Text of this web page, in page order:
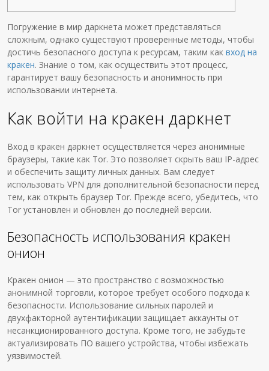
Погружение в мир даркнета может представляться
сложным, однако существуют проверенные методы, чтобы
достичь безопасного доступа к ресурсам, таким каквход на
кракен. Знание о том, как осуществить этот процесс,
гарантирует вашу безопасность и анонимность при
использовании интернета.
Как войти на кракен даркнет
Вход в кракен даркнет осуществляется через анонимные
браузеры, такие как Tor. Это позволяет скрыть ваш IP-адрес
и обеспечить защиту личных данных. Вам следует
использовать VPN для дополнительной безопасности перед
тем, как открыть браузер Tor. Прежде всего, убедитесь, что
Tor установлен и обновлен до последней версии.
Безопасность использования кракен
онион
Кракен онион — это пространство с возможностью
анонимной торговли, которое требует особого подхода к
безопасности. Использование сильных паролей и
двухфакторной аутентификации защищает аккаунты от
несанкционированного доступа. Кроме того, не забудьте
актуализировать ПО вашего устройства, чтобы избежать
уязвимостей.